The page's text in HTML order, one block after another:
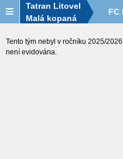
Tatran Litovel
Malá kopaná
FC
Tento tým nebyl v ročníku 2025/
není evidována.